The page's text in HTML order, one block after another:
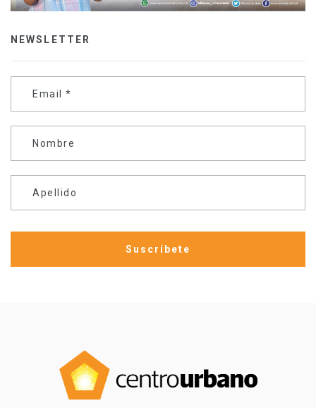
NEWSLETTER
Email *
Nombre
Apellido